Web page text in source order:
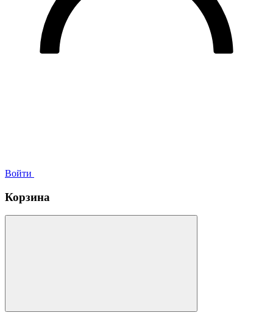
Войти
Корзина